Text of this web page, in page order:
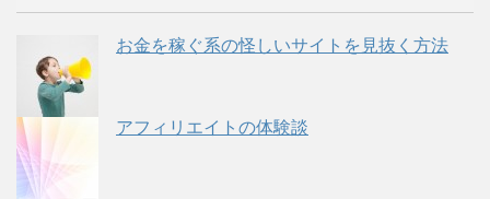
お金を稼ぐ系の怪しいサイトを見抜く方法
アフィリエイトの体験談